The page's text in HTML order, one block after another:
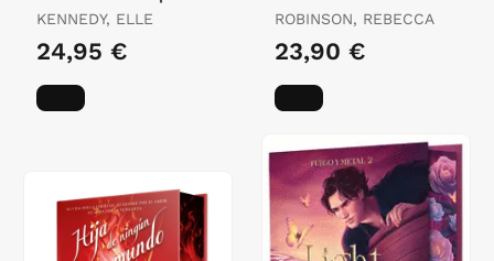
Edición Especial en
Tapa Dura con
KENNEDY, ELLE
24,95 €
ROBINSON, REBECCA
23,90 €